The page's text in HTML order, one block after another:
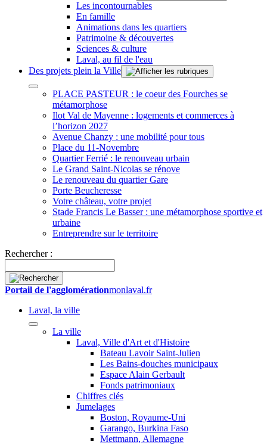
Les incontournables
En famille
Animations dans les quartiers
Patrimoine & découvertes
Sciences & culture
Laval, au fil de l'eau
Des projets plein la Ville
PLACE PASTEUR : le coeur des Fourches se
métamorphose
Ilot Val de Mayenne : logements et commerces à
l’horizon 2027
Avenue Chanzy : une mobilité pour tous
Place du 11-Novembre
Quartier Ferrié : le renouveau urbain
Le Grand Saint-Nicolas se rénove
Le renouveau du quartier Gare
Porte Beucheresse
Votre château, votre projet
Stade Francis Le Basser : une métamorphose sportive et
urbaine
Entreprendre sur le territoire
Rechercher :
Portail de l'agglomérationmonlaval.fr
Laval, la ville
La ville
Laval, Ville d'Art et d'Histoire
Bateau Lavoir Saint-Julien
Les Bains-douches municipaux
Espace Alain Gerbault
Fonds patrimoniaux
Chiffres clés
Jumelages
Boston, Royaume-Uni
Garango, Burkina Faso
Mettmann, Allemagne